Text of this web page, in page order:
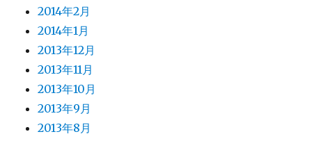
2014年2月
2014年1月
2013年12月
2013年11月
2013年10月
2013年9月
2013年8月